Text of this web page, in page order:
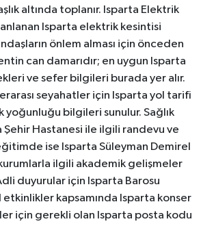
altında toplanır. Isparta Elektrik
Isparta elektrik kesintisi
önlem alması için önceden
can damarıdır; en uygun Isparta
ve sefer bilgileri burada yer alır.
seyahatler için Isparta yol tarifi
yoğunluğu bilgileri sunulur. Sağlık
Şehir Hastanesi ile ilgili randevu ve
ise Isparta Süleyman Demirel
ilgili akademik gelişmeler
duyurular için Isparta Barosu
etkinlikler kapsamında Isparta konser
için gerekli olan Isparta posta kodu